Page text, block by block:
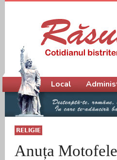
RELIGIE
Anuța
Meniu principal
Local